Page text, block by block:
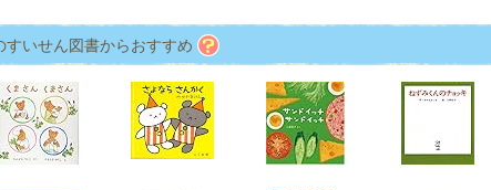
すいせん図書からおすすめ